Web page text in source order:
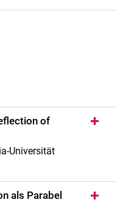
of
Universität
als Parabel